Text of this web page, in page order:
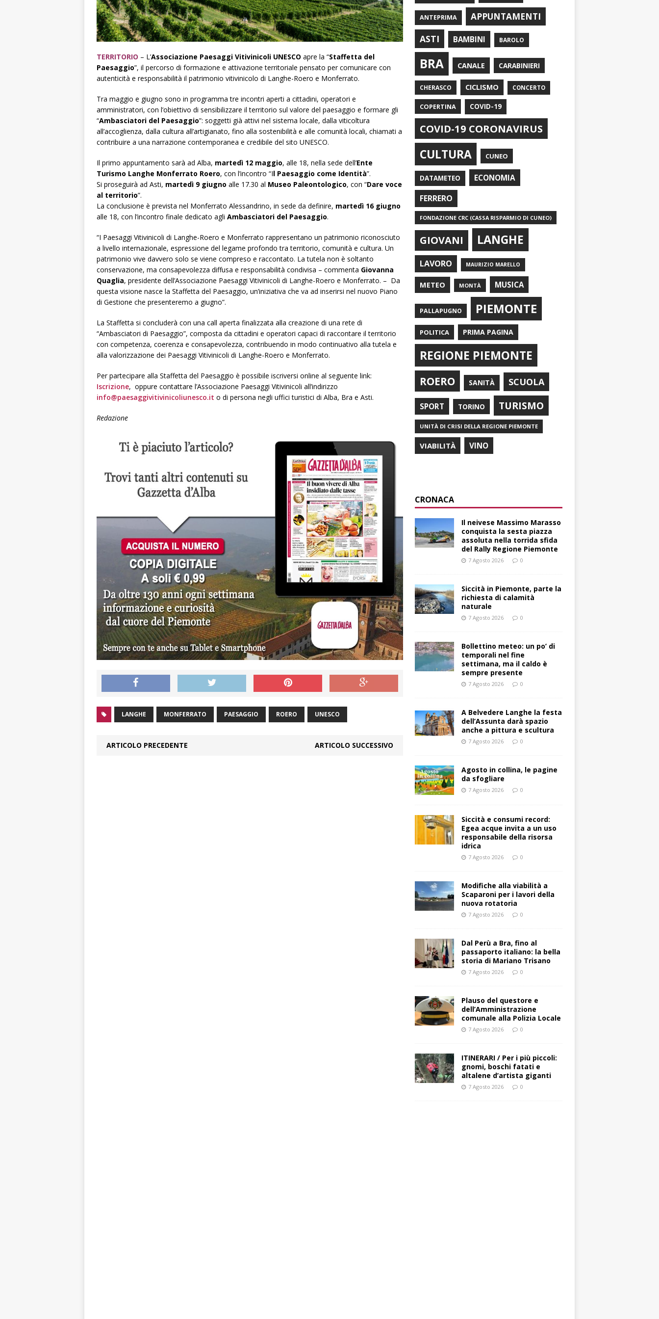
TERRITORIO – L’Associazione Paesaggi Vitivinicoli UNESCO apre la “Staffetta del
Paesaggio”, il percorso di formazione e attivazione territoriale pensato per comunicare con
autenticità e responsabilità il patrimonio vitivinicolo di Langhe-Roero e Monferrato.
Tra maggio e giugno sono in programma tre incontri aperti a cittadini, operatori e
amministratori, con l’obiettivo di sensibilizzare il territorio sul valore del paesaggio e formare gli
“Ambasciatori del Paesaggio”: soggetti già attivi nel sistema locale, dalla viticoltura
all’accoglienza, dalla cultura all’artigianato, fino alla sostenibilità e alle comunità locali, chiamati a
contribuire a una narrazione contemporanea e credibile del sito UNESCO.
Il primo appuntamento sarà ad Alba, martedì 12 maggio, alle 18, nella sede dell’Ente
Turismo Langhe Monferrato Roero, con l’incontro “Il Paesaggio come Identità”.
Si proseguirà ad Asti, martedì 9 giugno alle 17.30 al Museo Paleontologico, con “Dare voce
al territorio”.
La conclusione è prevista nel Monferrato Alessandrino, in sede da definire, martedì 16 giugno
alle 18, con l’incontro finale dedicato agli Ambasciatori del Paesaggio.
“I Paesaggi Vitivinicoli di Langhe-Roero e Monferrato rappresentano un patrimonio riconosciuto
a livello internazionale, espressione del legame profondo tra territorio, comunità e cultura. Un
patrimonio vive davvero solo se viene compreso e raccontato. La tutela non è soltanto
conservazione, ma consapevolezza diffusa e responsabilità condivisa – commenta Giovanna
Quaglia, presidente dell’Associazione Paesaggi Vitivinicoli di Langhe-Roero e Monferrato. – Da
questa visione nasce la Staffetta del Paesaggio, un’iniziativa che va ad inserirsi nel nuovo Piano
di Gestione che presenteremo a giugno”.
La Staffetta si concluderà con una call aperta finalizzata alla creazione di una rete di
“Ambasciatori di Paesaggio”, composta da cittadini e operatori capaci di raccontare il territorio
con competenza, coerenza e consapevolezza, contribuendo in modo continuativo alla tutela e
alla valorizzazione dei Paesaggi Vitivinicoli di Langhe-Roero e Monferrato.
Per partecipare alla Staffetta del Paesaggio è possibile iscriversi online al seguente link:
Iscrizione, oppure contattare l’Associazione Paesaggi Vitivinicoli all’indirizzo
info@paesaggivitivinicoliunesco.it o di persona negli uffici turistici di Alba, Bra e Asti.
Redazione
LANGHE MONFERRATO PAESAGGIO ROERO UNESCO
ARTICOLO PRECEDENTE ARTICOLO SUCCESSIVO
ANTEPRIMA
APPUNTAMENTI
ASTI
BAMBINI BAROLO
BRA CANALE CARABINIERI
CHERASCO CICLISMO CONCERTO
COPERTINA COVID-19
COVID-19 CORONAVIRUS
CULTURA CUNEO
DATAMETEO ECONOMIA
FERRERO
FONDAZIONE CRC (CASSA RISPARMIO DI CUNEO)
GIOVANI LANGHE
LAVORO MAURIZIO MARELLO
METEO MONTÀ MUSICA
PALLAPUGNO PIEMONTE
POLITICA PRIMA PAGINA
REGIONE PIEMONTE
ROERO SANITÀ SCUOLA
SPORT TORINO TURISMO
UNITÀ DI CRISI DELLA REGIONE PIEMONTE
VIABILITÀ VINO
CRONACA
Il neivese Massimo Marasso
conquista la sesta piazza
assoluta nella torrida sfida
del Rally Regione Piemonte
7 Agosto 2026 0
Siccità in Piemonte, parte la
richiesta di calamità
naturale
7 Agosto 2026 0
Bollettino meteo: un po’ di
temporali nel fine
settimana, ma il caldo è
sempre presente
7 Agosto 2026 0
A Belvedere Langhe la festa
dell’Assunta darà spazio
anche a pittura e scultura
7 Agosto 2026 0
Agosto in collina, le pagine
da sfogliare
7 Agosto 2026 0
Siccità e consumi record:
Egea acque invita a un uso
responsabile della risorsa
idrica
7 Agosto 2026 0
Modifiche alla viabilità a
Scaparoni per i lavori della
nuova rotatoria
7 Agosto 2026 0
​Dal Perù a Bra, fino al
passaporto italiano: la bella
storia di Mariano Trisano
7 Agosto 2026 0
Plauso del questore e
dell’Amministrazione
comunale alla Polizia Locale
7 Agosto 2026 0
ITINERARI / Per i più piccoli:
gnomi, boschi fatati e
altalene d’artista giganti
7 Agosto 2026 0